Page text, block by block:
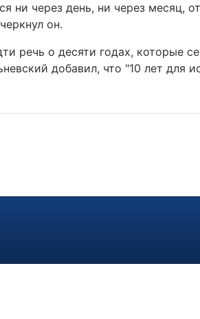
ни через день, ни через месяц,
он.
речь о десяти годах, которые
добавил, что "10 лет для